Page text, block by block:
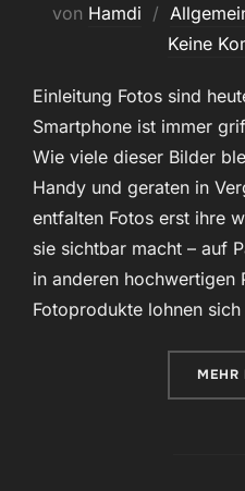
von Hamdi
Keine
Einleitung Fotos sind
Smartphone ist immer
Wie viele dieser Bilder
Handy und geraten in
entfalten Fotos erst ihre
sie sichtbar macht – auf
in anderen hochwertigen
Fotoprodukte lohnen
MEHR